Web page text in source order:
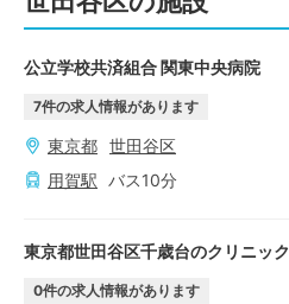
公立学校共済組合 関東中央病院
7件の求人情報があります
東京都 世田谷区
用賀駅 バス10分
東京都世田谷区千歳台のクリニック
0件の求人情報があります